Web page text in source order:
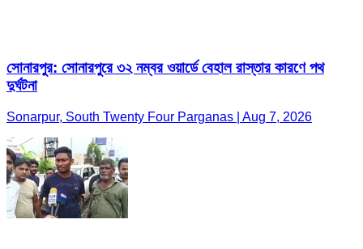
সোনারপুর: সোনারপুরে ৩২ নম্বর ওয়ার্ডে বেহাল রাস্তার কারণে পথ
দুর্ঘটনা
Sonarpur, South Twenty Four Parganas | Aug 7, 2026